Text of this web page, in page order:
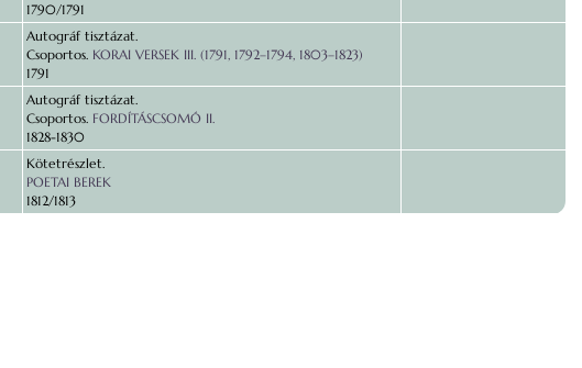
1790/1791
Autográf tisztázat.
Csoportos. KORAI VERSEK III. (1791, 1792–1794, 1803–1823)
1791
Autográf tisztázat.
Csoportos. FORDÍTÁSCSOMÓ II.
1828-1830
Kötetrészlet.
POETAI BEREK
1812/1813